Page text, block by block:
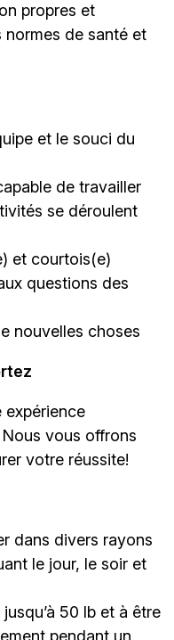
propres et
normes de santé et
et le souci du
de travailler
se déroulent
et courtois(e)
questions des
nouvelles choses
expérience
Nous vous offrons
votre réussite!
dans divers rayons
le jour, le soir et
50 lb et à être